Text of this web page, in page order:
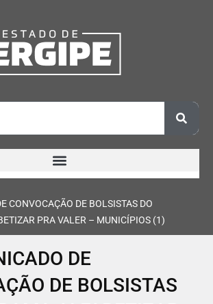
CONVOCAÇÃO DE BOLSISTAS DO
PRA VALER – MUNICÍPIOS (1)
DE
DE BOLSISTAS